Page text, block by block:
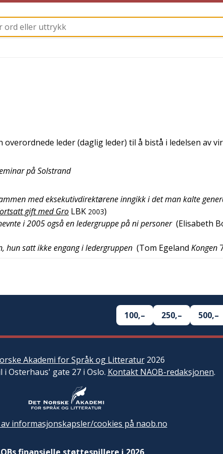
leder (daglig leder) til å bistå i ledelsen av
på Solstrand
med eksekutivdirektørene inngikk i det man kalte
gift med Gro LBK 2003)
i 2005 også en ledergruppe på ni personer (Elisabeth
hun satt ikke engang i ledergruppen (Tom Egeland Kongen
100,– 250,– 500,–
Akademi for Språk og Litteratur2026
i Osterhaus' gate 27 i Oslo. Kontakt NAOB-redaksjonen.
informasjonskapsler/cookies på naob.no